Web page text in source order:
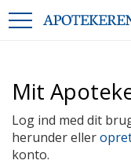
Mit
Log ind med dit
herunder eller
konto.